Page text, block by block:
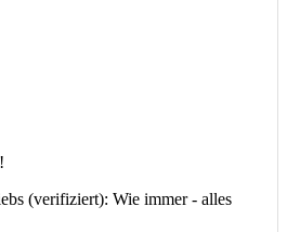
(verifiziert): Wie immer - alles